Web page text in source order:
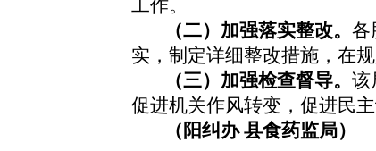
工作。
（二）加强落实整改。各
实，制定详细整改措施，在
（三）加强检查督导。该
促进机关作风转变，促进民
（阳纠办 县食药监局）